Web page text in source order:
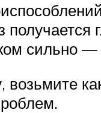
сильно